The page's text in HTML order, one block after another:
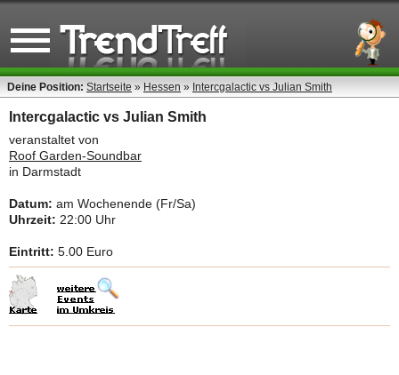
Deine Position: Startseite » Hessen » Intercgalactic vs Julian Smith
Intercgalactic vs Julian Smith
veranstaltet von
Roof Garden-Soundbar
in Darmstadt
Datum: am Wochenende (Fr/Sa)
Uhrzeit: 22:00 Uhr
Eintritt: 5.00 Euro